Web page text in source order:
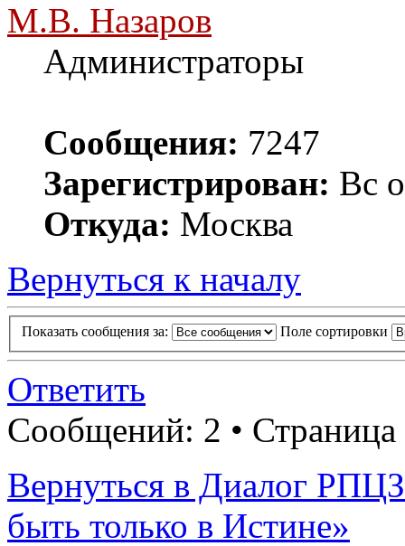
М.В. Назаров
Администраторы
Сообщения: 7247
Зарегистрирован: Вс
Откуда: Москва
Вернуться к началу
Показать сообщения за: Поле сортировки
Ответить
Сообщений: 2 • Страница
Вернуться в Диалог
быть только в Истине»